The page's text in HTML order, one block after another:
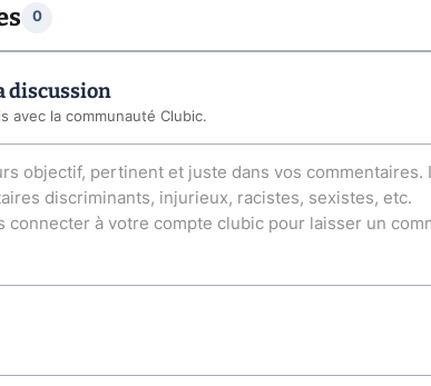
0
discussion
avec la communauté Clubic.